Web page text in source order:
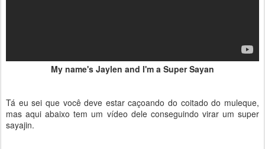
My name's Jaylen and I'm a Super Sayan
Tá eu sei que você deve estar caçoando do coitado do muleque,
mas aqui abaixo tem um vídeo dele conseguindo virar um super
sayajin.